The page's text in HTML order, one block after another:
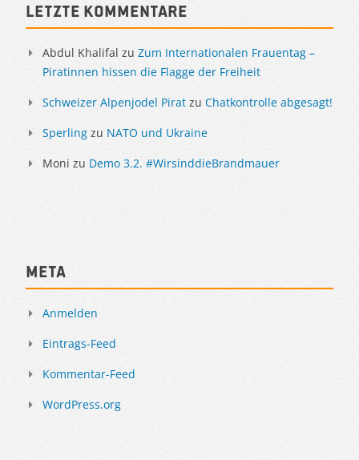
Letzte Kommentare
Abdul Khalifal zu Zum Internationalen Frauentag –
Piratinnen hissen die Flagge der Freiheit
Schweizer Alpenjodel Pirat zu Chatkontrolle abgesagt!
Sperling zu NATO und Ukraine
Moni zu Demo 3.2. #WirsinddieBrandmauer
Meta
Anmelden
Eintrags-Feed
Kommentar-Feed
WordPress.org